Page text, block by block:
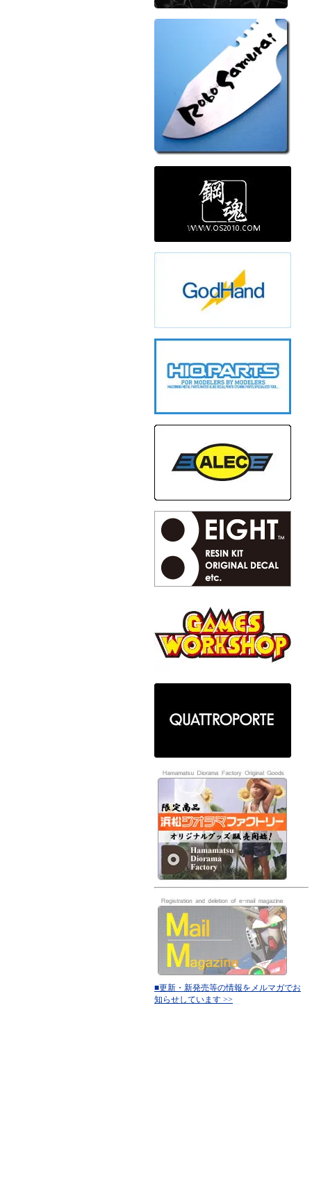
■更新・新発売等の情報をメルマガでお
知らせしています >>